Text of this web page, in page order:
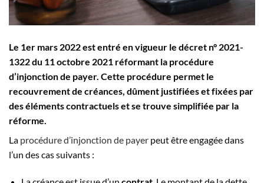
Le 1er mars 2022 est entré en vigueur le décret n° 2021-
1322 du 11 octobre 2021 réformant la procédure
d’injonction de payer. Cette procédure permet le
recouvrement de créances, dûment justifiées et fixées par
des éléments contractuels et se trouve simplifiée par la
réforme.
La procédure d’injonction de payer peut être engagée dans
l’un des cas suivants :